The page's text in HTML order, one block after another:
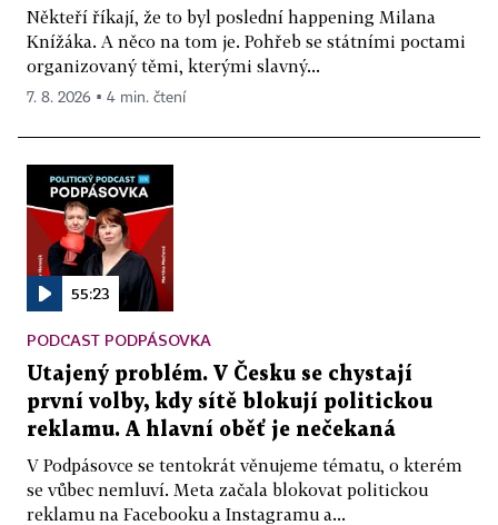
Někteří říkají, že to byl poslední happening Milana
Knížáka. A něco na tom je. Pohřeb se státními poctami
organizovaný těmi, kterými slavný...
7. 8. 2026 ▪ 4 min. čtení
55:23
PODCAST PODPÁSOVKA
Utajený problém. V Česku se chystají
první volby, kdy sítě blokují politickou
reklamu. A hlavní oběť je nečekaná
V Podpásovce se tentokrát věnujeme tématu, o kterém
se vůbec nemluví. Meta začala blokovat politickou
reklamu na Facebooku a Instagramu a...